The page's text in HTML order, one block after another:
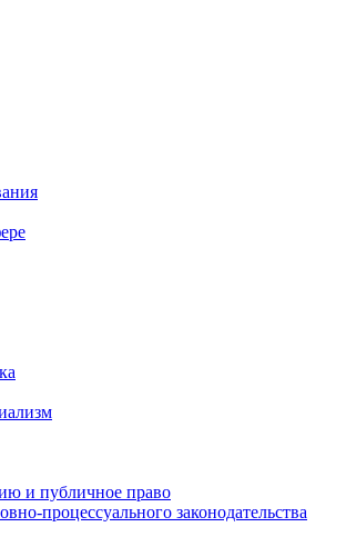
и публичное право
процессуального законодательства